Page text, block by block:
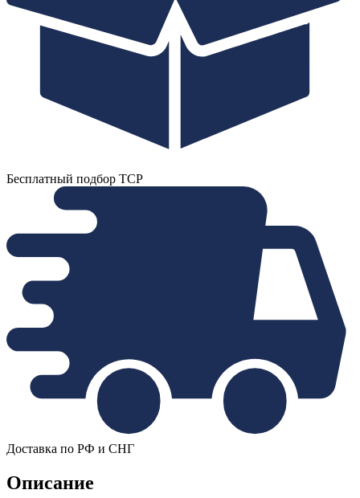
Бесплатный подбор ТСР
Доставка по РФ и СНГ
Описание